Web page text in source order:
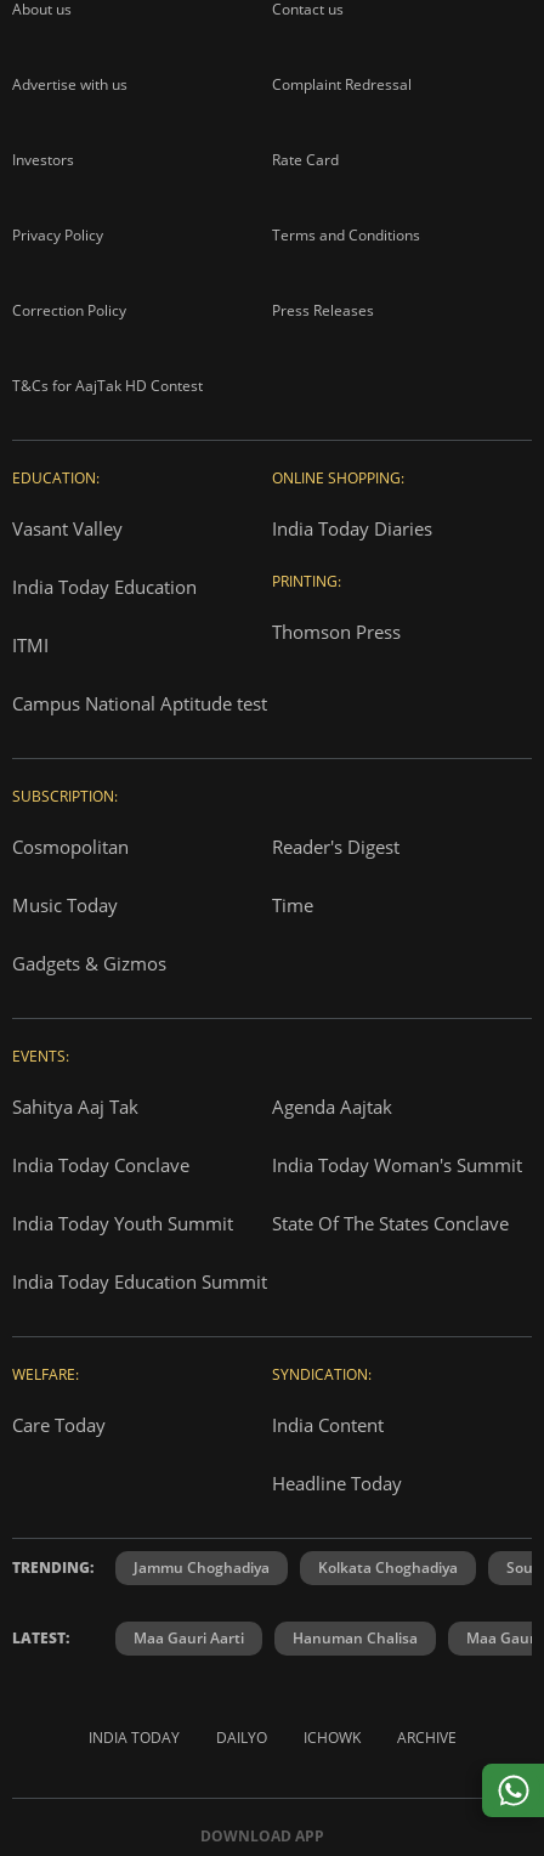
About us Contact us
Advertise with us Complaint Redressal
Investors Rate Card
Privacy Policy Terms and Conditions
Correction Policy Press Releases
T&Cs for AajTak HD Contest
EDUCATION:
Vasant Valley
India Today Education
ITMI
Campus National Aptitude test
ONLINE SHOPPING:
India Today Diaries
PRINTING:
Thomson Press
SUBSCRIPTION:
Cosmopolitan Reader's Digest
Music Today Time
Gadgets & Gizmos
EVENTS:
Sahitya Aaj Tak Agenda Aajtak
India Today Conclave India Today Woman's Summit
India Today Youth Summit State Of The States Conclave
India Today Education Summit
WELFARE:
Care Today
SYNDICATION:
India Content
Headline Today
TRENDING: Jammu Choghadiya Kolkata Choghadiya
LATEST: Maa Gauri Aarti Hanuman Chalisa Maa Gauri
INDIA TODAY DAILYO ICHOWK ARCHIVE
DOWNLOAD APP